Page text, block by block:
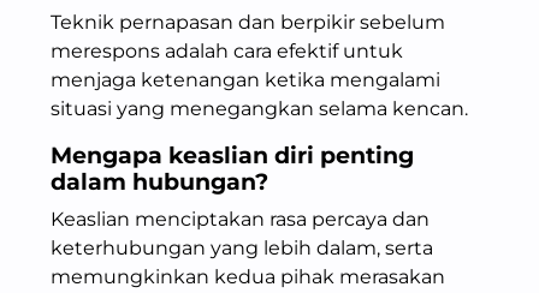
Teknik pernapasan dan berpikir sebelum
merespons adalah cara efektif untuk
menjaga ketenangan ketika mengalami
situasi yang menegangkan selama kencan.
Mengapa keaslian diri penting
dalam hubungan?
Keaslian menciptakan rasa percaya dan
keterhubungan yang lebih dalam, serta
memungkinkan kedua pihak merasakan